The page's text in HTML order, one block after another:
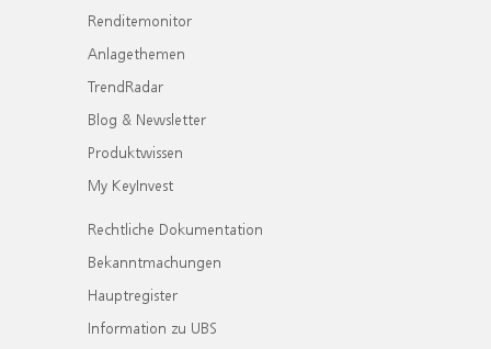
Renditemonitor
Anlagethemen
TrendRadar
Blog & Newsletter
Produktwissen
My KeyInvest
Rechtliche Dokumentation
Bekanntmachungen
Hauptregister
Information zu UBS